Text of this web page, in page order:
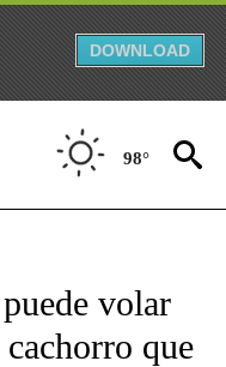
DOWNLOAD
98°
TO RECEIVE NOTIFICATIONS
volar
que